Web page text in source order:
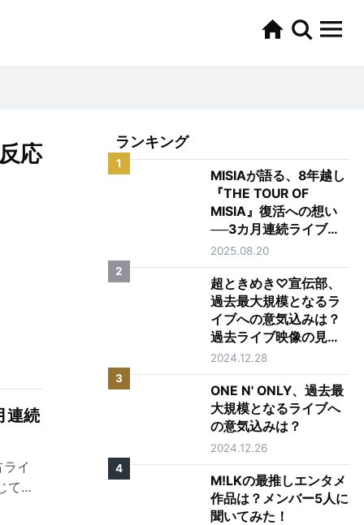
応
連続
イ
てく
』に
ランキング
1
MISIAが語る、8年越し
『THE TOUR OF
MISIA』復活への想い
──3カ月連続ライブ配
信 記念インタビュー
2025.08.20
2
超ときめき♡宣伝部、
過去最大規模となるラ
イブへの意気込みは？
過去ライブ映像の見ど
ころも聞いてみた！
2024.12.28
3
ONE N' ONLY、過去最
大規模となるライブへ
の意気込みは？
2024.12.26
4
M!LKの最推しエンタメ
作品は？メンバー5人に
聞いてみた！